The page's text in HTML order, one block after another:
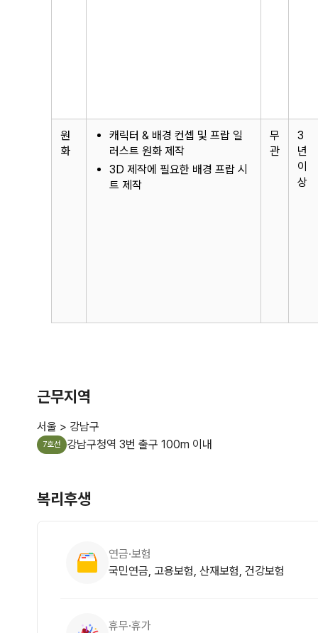
근무지역
서울 > 강남구
7호선 강남구청역 3번 출구 100m 이내
복리후생
연금·보험
국민연금, 고용보험, 산재보험, 건강보험
휴무·휴가